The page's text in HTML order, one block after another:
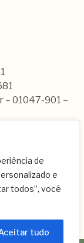
de
e
todos”, você
tudo
– 01047-901 –